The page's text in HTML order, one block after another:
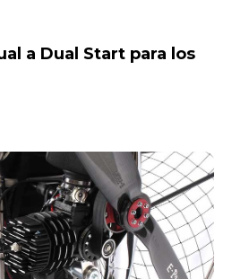
a Dual Start para los